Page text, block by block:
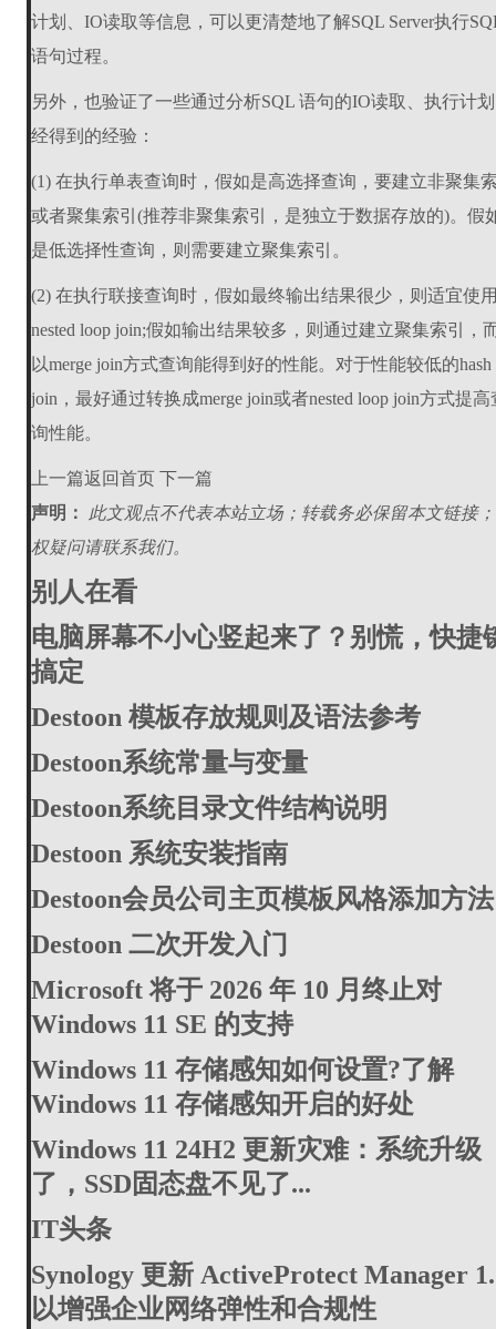
计划、IO读取等信息，可以更清楚地了解SQL Server执行
语句过程。
另外，也验证了一些通过分析SQL 语句的IO读取、执行计
经得到的经验：
(1) 在执行单表查询时，假如是高选择查询，要建立非聚集
或者聚集索引(推荐非聚集索引，是独立于数据存放的)。假
是低选择性查询，则需要建立聚集索引。
(2) 在执行联接查询时，假如最终输出结果很少，则适宜使
nested loop join;假如输出结果较多，则通过建立聚集索引，
以merge join方式查询能得到好的性能。对于性能较低的hash
join，最好通过转换成merge join或者nested loop join方式提高
询性能。
上一篇返回首页 下一篇
声明：
此文观点不代表本站立场；转载务必保留本文链接
权疑问请联系我们。
别人在看
电脑屏幕不小心竖起来了？别慌，快捷
搞定
Destoon 模板存放规则及语法参考
Destoon系统常量与变量
Destoon系统目录文件结构说明
Destoon 系统安装指南
Destoon会员公司主页模板风格添加方法
Destoon 二次开发入门
Microsoft 将于 2026 年 10 月终止对
Windows 11 SE 的支持
Windows 11 存储感知如何设置?了解
Windows 11 存储感知开启的好处
Windows 11 24H2 更新灾难：系统升级
了，SSD固态盘不见了...
IT头条
Synology 更新 ActiveProtect Manager
以增强企业网络弹性和合规性